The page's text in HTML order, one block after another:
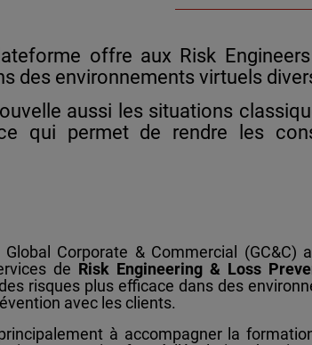
offre aux Risk
des environnements virtuels
aussi les situations
qui permet de rendre les
Corporate & Commercial (GC&C)
de Risk Engineering & Loss
risques plus efficace dans des
avec les clients.
à accompagner la